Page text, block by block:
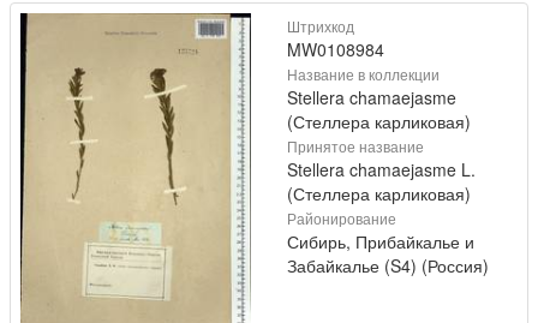
Штрихкод
MW0108984
Название в коллекции
Stellera chamaejasme
(Стеллера карликовая)
Принятое название
Stellera chamaejasme L.
(Стеллера карликовая)
Районирование
Сибирь, Прибайкалье и
Забайкалье (S4) (Россия)